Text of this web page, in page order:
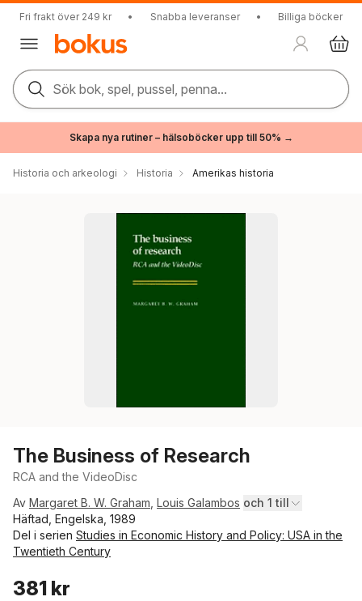
Fri frakt över 249 kr • Snabba leveranser • Billiga böcker
Sök bok, spel, pussel, penna...
Skapa nya rutiner – hälsoböcker upp till 50% →
Historia och arkeologi Historia Amerikas historia
The Business of Research
RCA and the VideoDisc
Av Margaret B. W. Graham Louis Galambos och 1 till
Häftad, Engelska, 1989
Del i serien Studies in Economic History and Policy: USA in the
Twentieth Century
381 kr